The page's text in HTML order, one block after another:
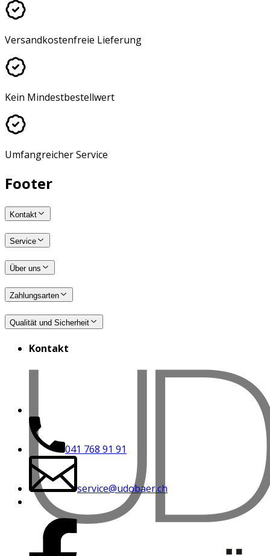
Versandkostenfreie Lieferung
Kein Mindestbestellwert
Umfangreicher Service
Footer
Kontakt
Service
Über uns
Zahlungsarten
Qualität und Sicherheit
Kontakt
041 768 91 91
service@udobaer.ch